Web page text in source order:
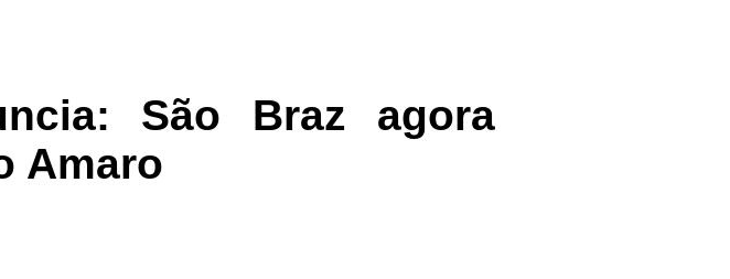
São Braz agora
Amaro